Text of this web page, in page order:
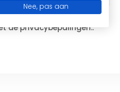
de privacybepalingen..
Nee, pas aan